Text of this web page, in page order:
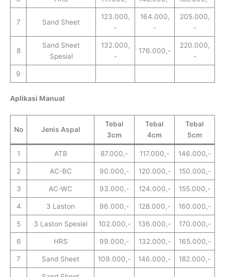
7 Sand Sheet
123.000,
-
164.000,
-
205.000,
-
8
Sand Sheet
Spesial
132.000,
-
176.000,-
220.000,
-
9
Aplikasi Manual
No Jenis Aspal
Tebal
3cm
Tebal
4cm
Tebal
5cm
1 ATB 87.000,- 117.000,- 146.000,-
2 AC-BC 90.000,- 120.000,- 150.000,-
3 AC-WC 93.000,- 124.000,- 155.000,-
4 3 Laston 96.000,- 128.000,- 160.000,-
5 3 Laston Spesial 102.000,- 136.000,- 170.000,-
6 HRS 99.000,- 132.000,- 165.000,-
7 Sand Sheet 109.000,- 146.000,- 182.000,-